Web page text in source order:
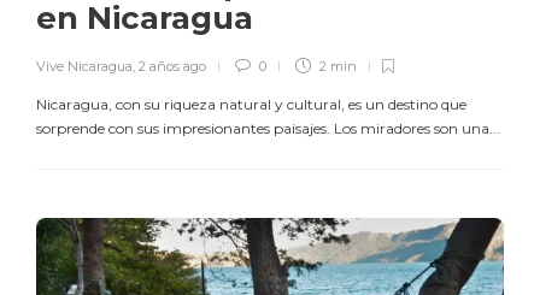
en Nicaragua
Vive Nicaragua, 2 años ago 0 2 min
Nicaragua, con su riqueza natural y cultural, es un destino que
sorprende con sus impresionantes paisajes. Los miradores son una...